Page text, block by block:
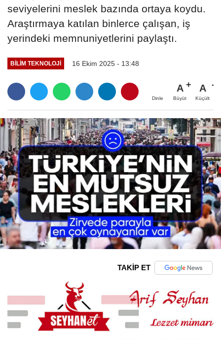
seviyelerini meslek bazında ortaya koydu.
Araştırmaya katılan binlerce çalışan, iş
yerindeki memnuniyetlerini paylaştı.
BILIM TEKNOLOJI 16 Ekim 2025 - 13:48
Dinle
A
Büyüt
A
Küçült
TAKİP ET